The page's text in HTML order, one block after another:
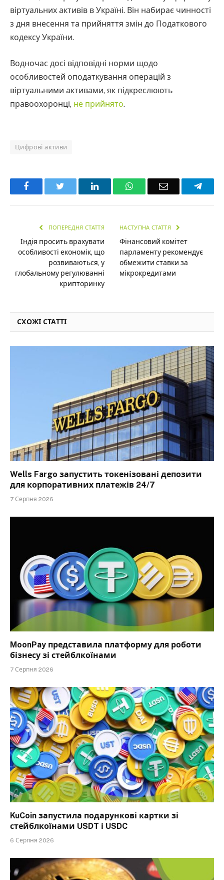
віртуальних активів в Україні. Він набирає чинності
з дня внесення та прийняття змін до Податкового
кодексу України.
Водночас досі відповідні норми щодо
особливостей оподаткування операцій з
віртуальними активами, як підкреслюють
правоохоронці, не прийнято.
Цифрові активи
Facebook LinkedInWhatsAppEmail
ПОПЕРЕДНЯ СТАТТЯ
Індія просить врахувати
особливості економік, що
розвиваються, у
глобальному регулюванні
крипторинку
НАСТУПНА СТАТТЯ
Фінансовий комітет
парламенту рекомендує
обмежити ставки за
мікрокредитами
СХОЖІ СТАТТІ
Wells Fargo запустить токенізовані депозити
для корпоративних платежів 24/7
7 Серпня 2026
MoonPay представила платформу для роботи
бізнесу зі стейблкоїнами
7 Серпня 2026
KuCoin запустила подарункові картки зі
стейблкоїнами USDT і USDC
6 Серпня 2026